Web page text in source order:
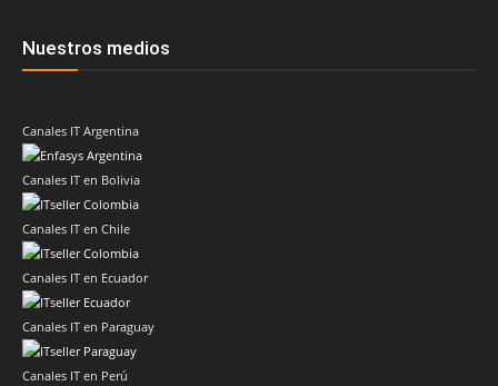
Nuestros medios
Canales IT Argentina
Canales IT en Bolivia
Canales IT en Chile
Canales IT en Ecuador
Canales IT en Paraguay
Canales IT en Perú